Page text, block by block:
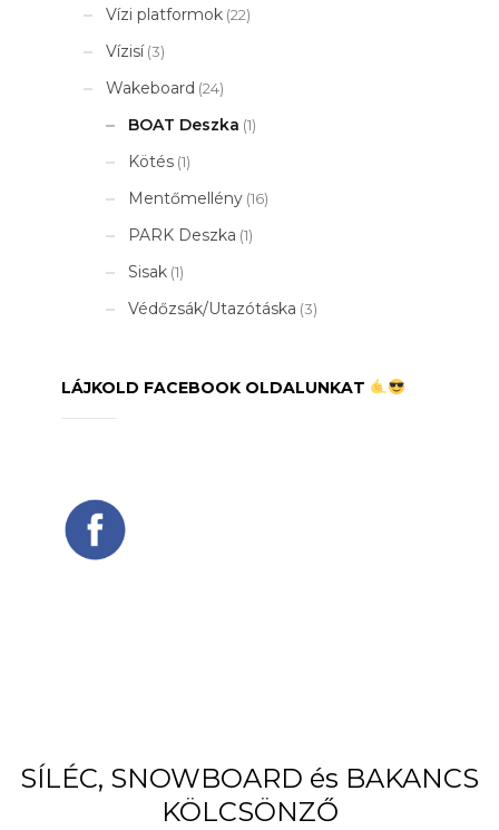
Vízi platformok (22)
Vízisí (3)
Wakeboard (24)
BOAT Deszka (1)
Kötés (1)
Mentőmellény (16)
PARK Deszka (1)
Sisak (1)
Védőzsák/Utazótáska (3)
LÁJKOLD FACEBOOK OLDALUNKAT
SÍLÉC, SNOWBOARD és BAKANCS
KÖLCSÖNZŐ